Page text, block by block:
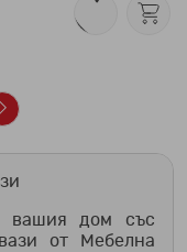
вашия дом със
от Мебелна